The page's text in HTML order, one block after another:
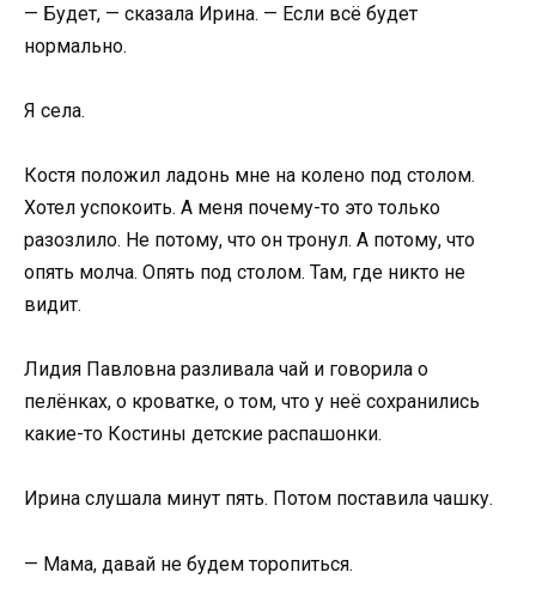
— Будет, — сказала Ирина. — Если всё будет
нормально.
Я села.
Костя положил ладонь мне на колено под столом.
Хотел успокоить. А меня почему-то это только
разозлило. Не потому, что он тронул. А потому, что
опять молча. Опять под столом. Там, где никто не
видит.
Лидия Павловна разливала чай и говорила о
пелёнках, о кроватке, о том, что у неё сохранились
какие-то Костины детские распашонки.
Ирина слушала минут пять. Потом поставила чашку.
— Мама, давай не будем торопиться.